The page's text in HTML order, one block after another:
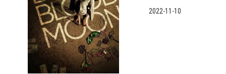
2022-11-10